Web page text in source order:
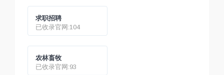
求职招聘
已收录官网:104
农林畜牧
已收录官网:93